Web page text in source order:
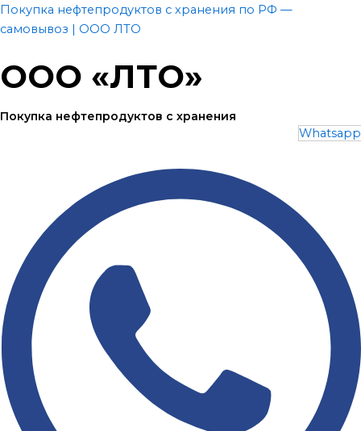
Перейти
к
Покупка нефтепродуктов с хранения по РФ —
самовывоз | ООО ЛТО
ООО «ЛТО»
Покупка нефтепродуктов с хранения
Whatsapp